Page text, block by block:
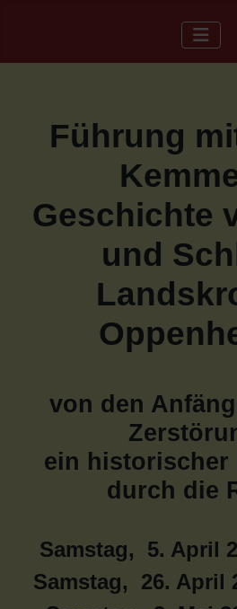
Führung
Geschichte
und
von den
ein historischer
durch die
Samstag, 5. April
Samstag, 26. April